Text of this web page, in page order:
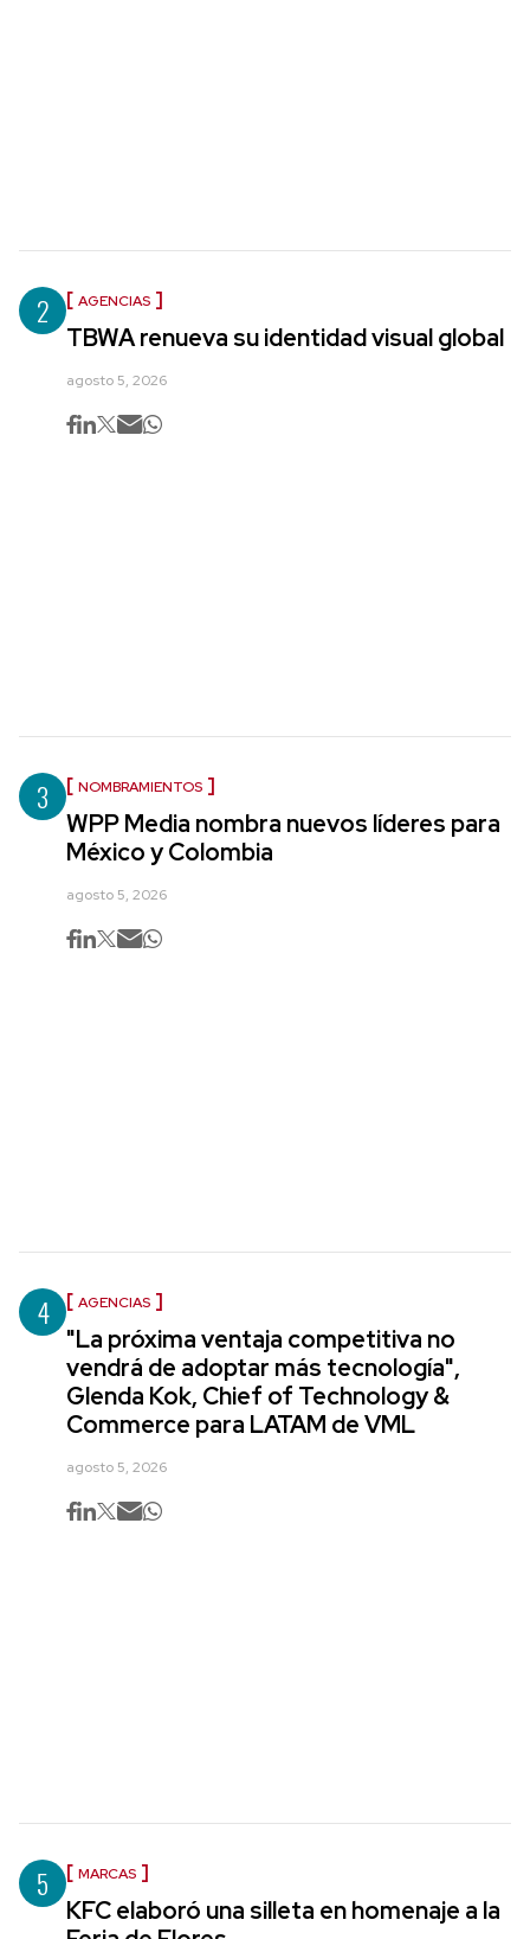
2 AGENCIAS
TBWA renueva su identidad visual global
agosto 5, 2026
3 NOMBRAMIENTOS
WPP Media nombra nuevos líderes para
México y Colombia
agosto 5, 2026
4 AGENCIAS
"La próxima ventaja competitiva no
vendrá de adoptar más tecnología",
Glenda Kok, Chief of Technology &
Commerce para LATAM de VML
agosto 5, 2026
5 MARCAS
KFC elaboró una silleta en homenaje a la